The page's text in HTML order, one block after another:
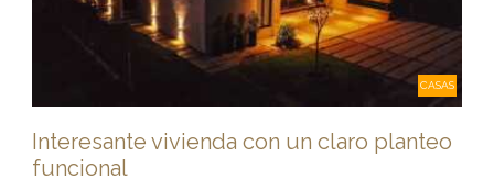
CASAS
Interesante vivienda con un claro planteo
funcional